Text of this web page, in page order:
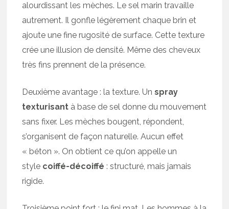
alourdissant les mèches. Le sel marin travaille
autrement. Il gonfle légèrement chaque brin et
ajoute une fine rugosité de surface. Cette texture
crée une illusion de densité. Même des cheveux
très fins prennent de la présence.
Deuxième avantage : la texture. Unspray
texturisant à base de sel donne du mouvement
sans fixer. Les mèches bougent, répondent,
s’organisent de façon naturelle. Aucun effet
« béton ». On obtient ce qu’on appelle un
style coiffé-décoiffé : structuré, mais jamais
rigide.